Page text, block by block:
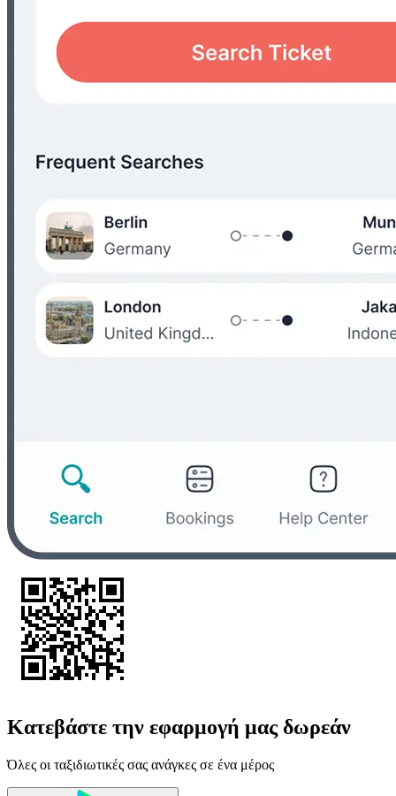
Κατεβάστε την εφαρμογή μας δωρεάν
Όλες οι ταξιδιωτικές σας ανάγκες σε ένα μέρος